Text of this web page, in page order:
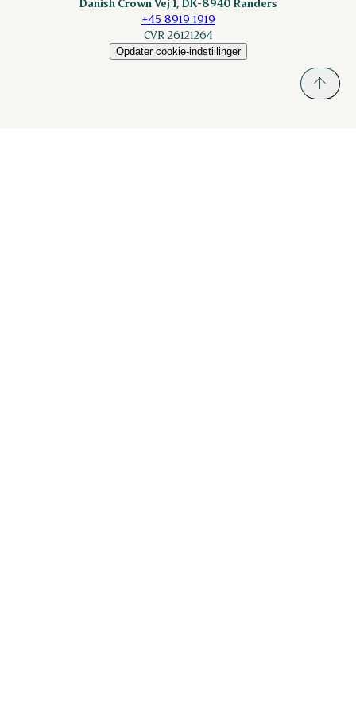
Danish Crown Vej 1, DK-8940 Randers
+45 8919 1919
CVR 26121264
Opdater cookie-indstillinger